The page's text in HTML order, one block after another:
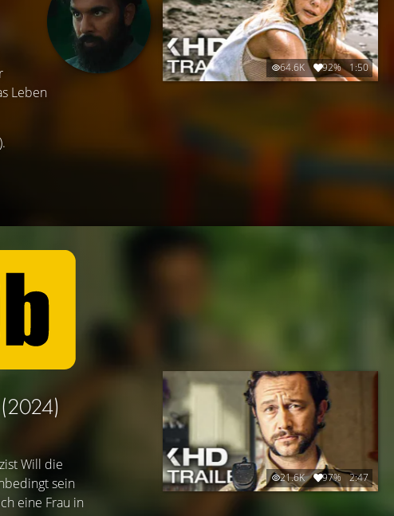
Leben
64.6K 92% 1:50
(2024)
Will die
sein
eine Frau in
21.6K 97% 2:47